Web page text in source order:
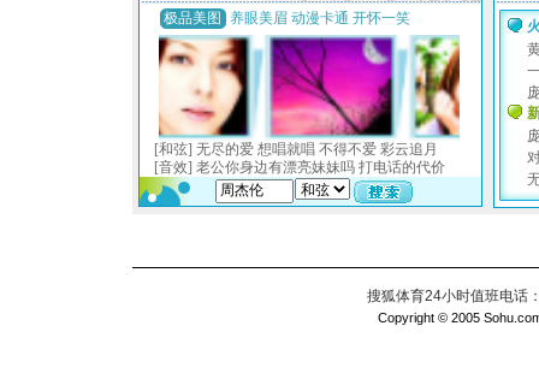
搜狐体育24小时值班电话
Copyright © 2005